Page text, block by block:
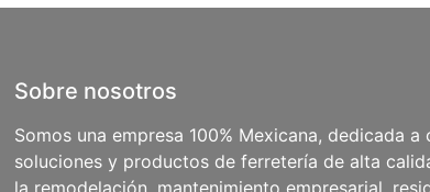
Sobre nosotros
Somos una empresa 100% Mexicana, dedicada a
soluciones y productos de ferretería de alta
la remodelación, mantenimiento empresarial,